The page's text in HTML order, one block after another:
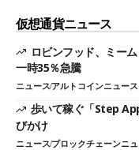
仮想通貨ニュース
ロビンフッド、ミー
一時35％急騰
ニュースアルトコインニュース
歩いて稼ぐ「Step
びかけ
ニュースブロックチェーンニ